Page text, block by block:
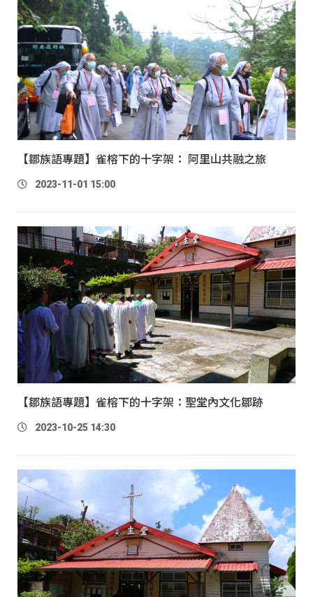
【鄒族語專題】雀榕下的十字架： 阿里山共融之旅
2023-11-01 15:00
【鄒族語專題】雀榕下的十字架：聖堂內文化鄒跡
2023-10-25 14:30